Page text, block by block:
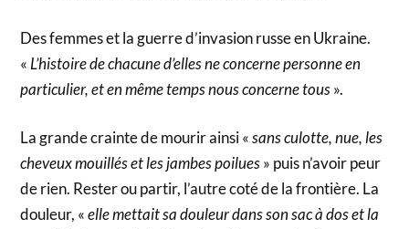
Des femmes et la guerre d’invasion russe en Ukraine.
« L’histoire de chacune d’elles ne concerne personne en
particulier, et en même temps nous concerne tous».
La grande crainte de mourir ainsi «sans culotte, nue, les
cheveux mouillés et les jambes poilues» puis n’avoir peur
de rien. Rester ou partir, l’autre coté de la frontière. La
douleur, «elle mettait sa douleur dans son sac à dos et la